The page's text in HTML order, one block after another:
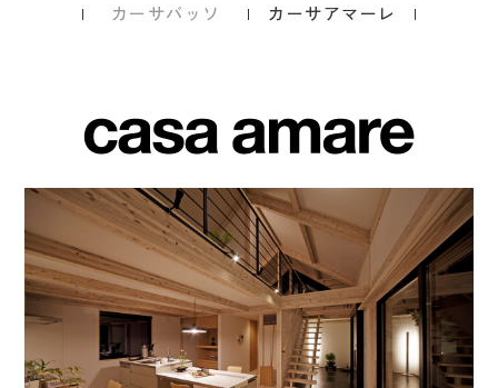
カーサバッソ
カーサアマーレ